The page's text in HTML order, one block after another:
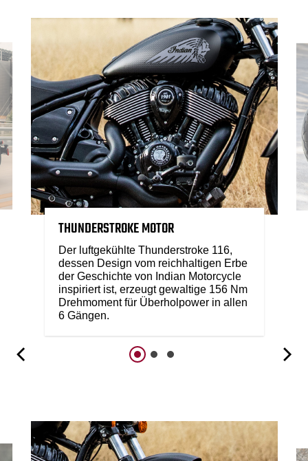
THUNDERSTROKE MOTOR
Der luftgekühlte Thunderstroke 116,
dessen Design vom reichhaltigen Erbe
der Geschichte von Indian Motorcycle
inspiriert ist, erzeugt gewaltige 156 Nm
Drehmoment für Überholpower in allen
6 Gängen.